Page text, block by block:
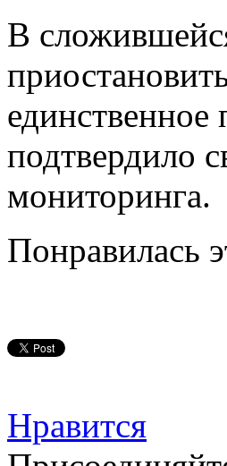
В
единственное
подтвердило
мониторинга.
Понравилась
Нравится